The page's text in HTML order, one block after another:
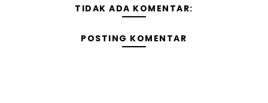
TIDAK ADA KOMENTAR:
POSTING KOMENTAR